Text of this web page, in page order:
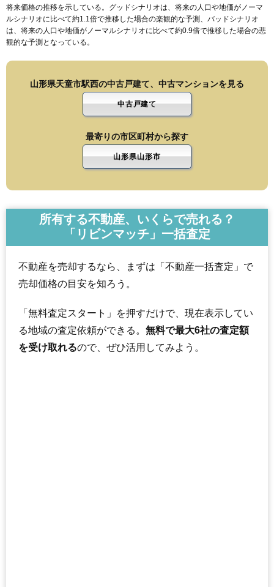
将来価格の推移を示している。グッドシナリオは、将来の人口や地価がノーマ
ルシナリオに比べて約1.1倍で推移した場合の楽観的な予測、バッドシナリオ
は、将来の人口や地価がノーマルシナリオに比べて約0.9倍で推移した場合の悲
観的な予測となっている。
山形県天童市駅西の中古戸建て、中古マンションを見る
中古戸建て
最寄りの市区町村から探す
山形県山形市
所有する不動産、いくらで売れる？
「リビンマッチ」一括査定
不動産を売却するなら、まずは「不動産一括査定」で
売却価格の目安を知ろう。
「無料査定スタート」を押すだけで、現在表示してい
る地域の査定依頼ができる。 無料で最大6社の査定額
を受け取れるので、ぜひ活用してみよう。